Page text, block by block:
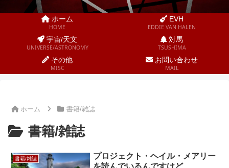
ホーム
HOME
EVH
EDDIE VAN HALEN
宇宙/天文
UNIVERSE/ASTRONOMY
対馬
TSUSHIMA
その他
MISC
お問い合わせ
MAIL
ホーム 書籍/雑誌
書籍/雑誌
書籍/雑誌
プロジェクト・ヘイル・メアリー